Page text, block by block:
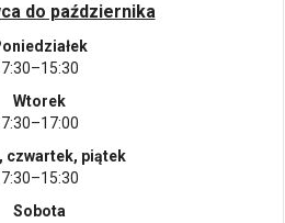
do października
7:30–15:30
Wtorek
7:30–17:00
czwartek, piątek
7:30–15:30
Sobota